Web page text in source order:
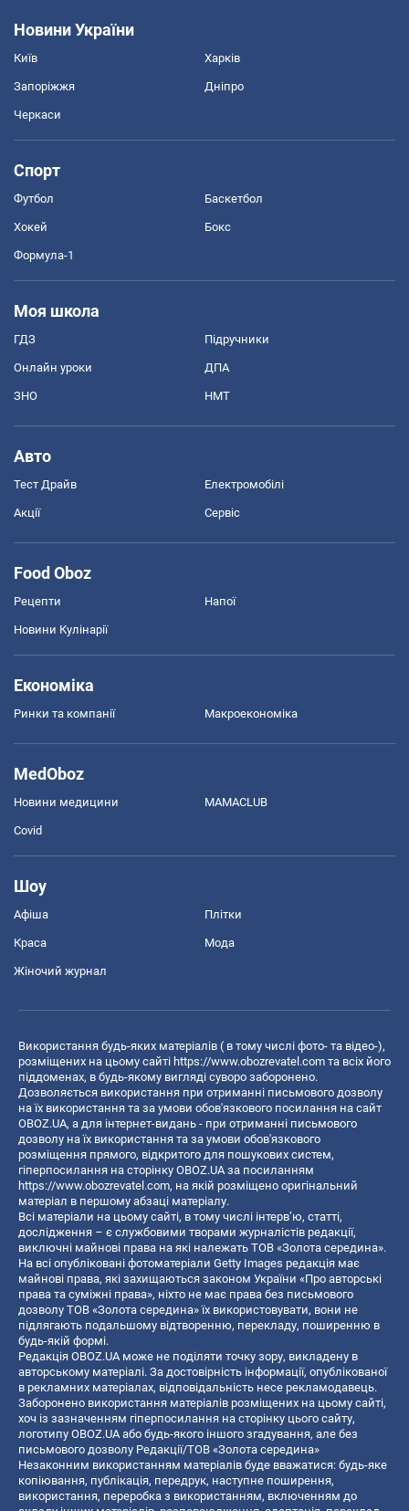
Новини України
Київ Харків
Запоріжжя Дніпро
Черкаси
Спорт
Футбол Баскетбол
Хокей Бокс
Формула-1
Моя школа
ГДЗ Підручники
Онлайн уроки ДПА
ЗНО НМТ
Авто
Тест Драйв Електромобілі
Акції Сервіс
Food Oboz
Рецепти Напої
Новини Кулінарії
Економіка
Ринки та компанії Макроекономіка
MedOboz
Новини медицини MAMACLUB
Covid
Шоу
Афіша Плітки
Краса Мода
Жіночий журнал
Використання будь-яких матеріалів ( в тому числі фото- та відео-),
розміщених на цьому сайті https://www.obozrevatel.com та всіх його
піддоменах, в будь-якому вигляді суворо заборонено.
Дозволяється використання при отриманні письмового дозволу
на їх використання та за умови обов'язкового посилання на сайт
OBOZ.UA, а для інтернет-видань - при отриманні письмового
дозволу на їх використання та за умови обов'язкового
розміщення прямого, відкритого для пошукових систем,
гіперпосилання на сторінку OBOZ.UA за посиланням
https://www.obozrevatel.com, на якій розміщено оригінальний
матеріал в першому абзаці матеріалу.
Всі матеріали на цьому сайті, в тому числі інтерв’ю, статті,
дослідження – є службовими творами журналістів редакції,
виключні майнові права на які належать ТОВ «Золота середина».
На всі опубліковані фотоматеріали Getty Images редакція має
майнові права, які захищаються законом України «Про авторські
права та суміжні права», ніхто не має права без письмового
дозволу ТОВ «Золота середина» їх використовувати, вони не
підлягають подальшому відтворенню, перекладу, поширенню в
будь-якій формі.
Редакція OBOZ.UA може не поділяти точку зору, викладену в
авторському матеріалі. За достовірність інформації, опублікованої
в рекламних матеріалах, відповідальність несе рекламодавець.
Заборонено використання матеріалів розміщених на цьому сайті,
хоч із зазначенням гіперпосилання на сторінку цього сайту,
логотипу OBOZ.UA або будь-якого іншого згадування, але без
письмового дозволу Редакції/ТОВ «Золота середина»
Незаконним використанням матеріалів буде вважатися: будь-яке
копiювання, публiкацiя, передрук, наступне поширення,
використання, переробка з використанням, включенням до